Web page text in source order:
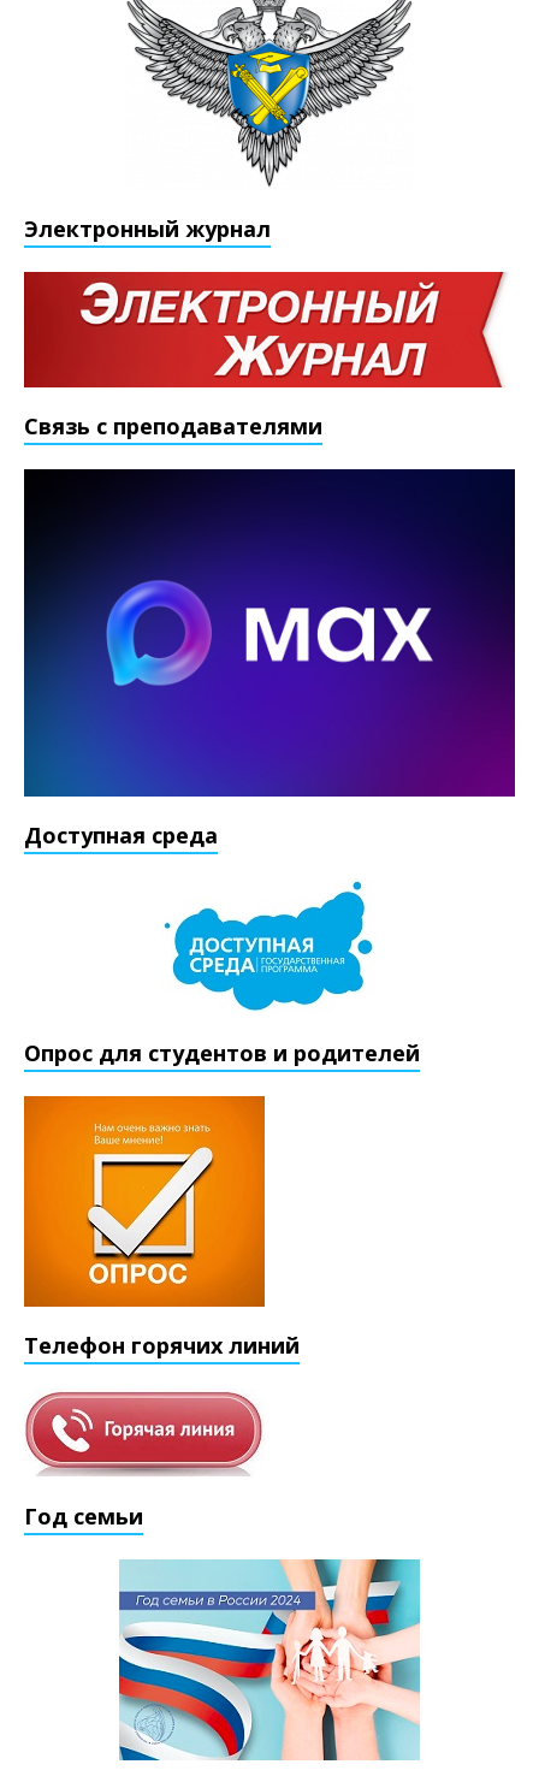
Электронный журнал
Связь с преподавателями
Доступная среда
Опрос для студентов и родителей
Телефон горячих линий
Год семьи